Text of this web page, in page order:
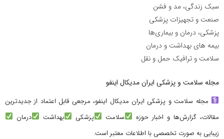
سبک زندگی، مد و فشن
صنعت و تجهیزات پزشکی
پزشکی، درمان و بیماری‌ها
بیمه های بهداشت و درمان
سلامت و ترافیک حمل و نقل
مجله سلامت و پزشکی ایران مدیکال اینفو
مجله سلامت و پزشکی ایران مدیکال اینفو، مرجعی قابل اعتماد از جدیدترین
مقالات، گزارش‌ها و اخبار حوزه
سلامت پزشکی بهداشت
درمان
زیبایی به صورت تخصصی با اطلاعات معتبر است.